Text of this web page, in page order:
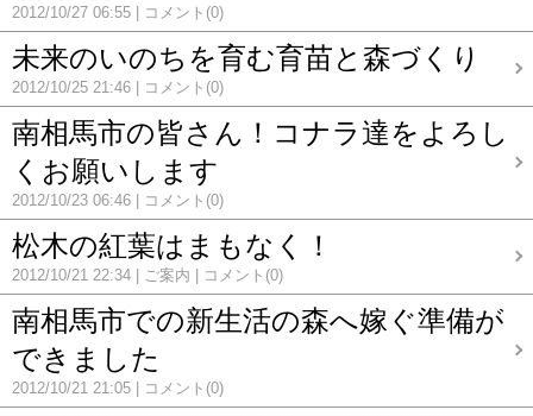
2012/10/27 06:55 コメント(0)
未来のいのちを育む育苗と森づくり
2012/10/25 21:46 コメント(0)
南相馬市の皆さん！コナラ達をよろし
くお願いします
2012/10/23 06:46 コメント(0)
松木の紅葉はまもなく！
2012/10/21 22:34 ご案内 コメント(0)
南相馬市での新生活の森へ嫁ぐ準備が
できました
2012/10/21 21:05 コメント(0)